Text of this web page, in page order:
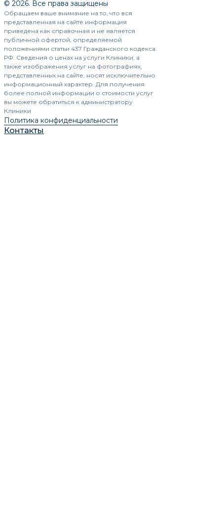
© 2026. Все права защищены
Обращаем ваше внимание на то, что вся
представленная на сайте информация
приведена как справочная и не является
публичной офертой, определяемой
положениями статьи 437 Гражданского кодекса
РФ. Сведения о ценах на услуги Клиники, а
также изображения услуг на фотографиях,
представленных на сайте, носят исключительно
информационный характер. Для получения
более полной информации о стоимости услуг
вы можете обратиться к администратору
Клиники
Политика конфиденциальности
Контакты